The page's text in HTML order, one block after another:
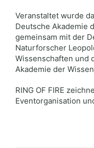
Veranstaltet wurde
Deutsche Akademie
gemeinsam mit der
Naturforscher
Wissenschaften und
Akademie der
RING OF FIRE
Eventorganisation